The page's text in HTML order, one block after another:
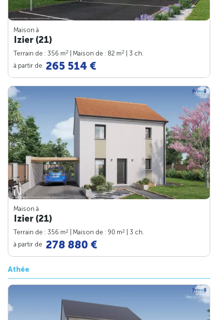
Maison à
Izier (21)
Terrain de : 356 m2 | Maison de : 82 m2
| 3 ch.
à partir de 265 514 €
Maison à
Izier (21)
Terrain de : 356 m2 | Maison de : 90 m2
| 3 ch.
à partir de 278 880 €
Athée